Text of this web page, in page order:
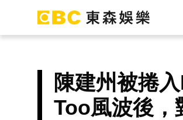
陳建州被捲
Too風波後，